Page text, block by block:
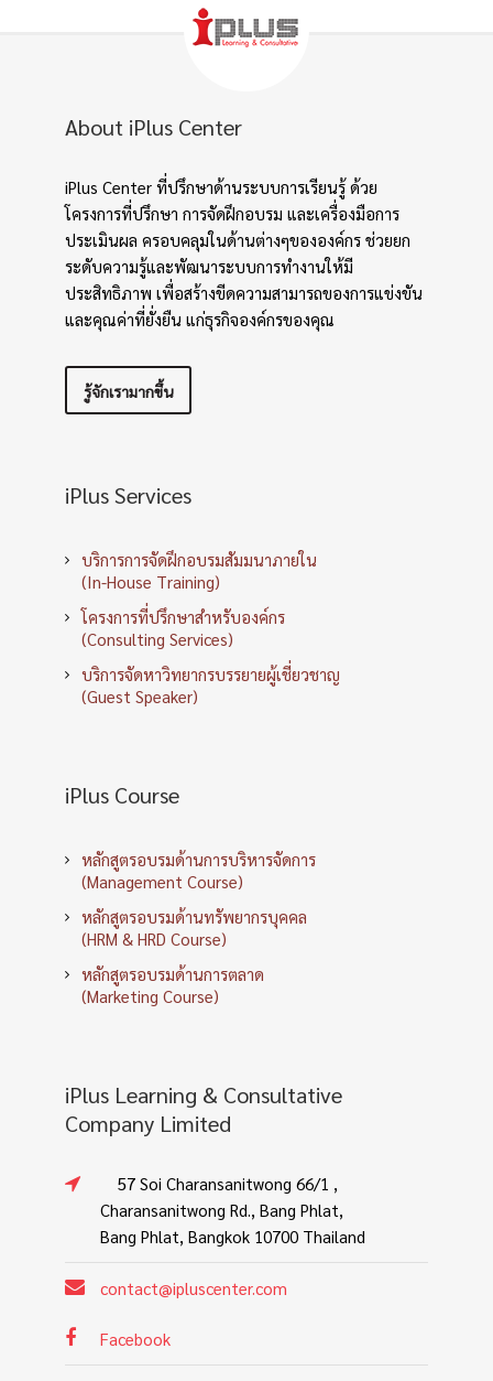
About iPlus Center
iPlus Center ที่ปรึกษาด้านระบบการเรียนรู้ ด้วย
โครงการที่ปรึกษา การจัดฝึกอบรม และเครื่องมือการ
ประเมินผล ครอบคลุมในด้านต่างๆขององค์กร ช่วยยก
ระดับความรู้และพัฒนาระบบการทำงานให้มี
ประสิทธิภาพ เพื่อสร้างขีดความสามารถของการแข่งขัน
และคุณค่าที่ยั่งยืน แก่ธุรกิจองค์กรของคุณ
รู้จักเรามากขึ้น
iPlus Services
บริการการจัดฝึกอบรมสัมมนาภายใน
(In-House Training)
โครงการที่ปรึกษาสำหรับองค์กร
(Consulting Services)
บริการจัดหาวิทยากรบรรยายผู้เชี่ยวชาญ
(Guest Speaker)
iPlus Course
หลักสูตรอบรมด้านการบริหารจัดการ
(Management Course)
หลักสูตรอบรมด้านทรัพยากรบุคคล
(HRM & HRD Course)
หลักสูตรอบรมด้านการตลาด
(Marketing Course)
iPlus Learning & Consultative
Company Limited
57 Soi Charansanitwong 66/1 ,
Charansanitwong Rd., Bang Phlat,
Bang Phlat, Bangkok 10700 Thailand
contact@ipluscenter.com
Facebook